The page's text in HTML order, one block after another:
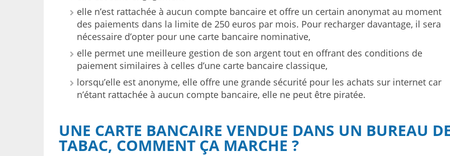
elle n’est rattachée à aucun compte bancaire et offre un certain anonymat au moment
des paiements dans la limite de 250 euros par mois. Pour recharger davantage, il sera
nécessaire d’opter pour une carte bancaire nominative,
elle permet une meilleure gestion de son argent tout en offrant des conditions de
paiement similaires à celles d’une carte bancaire classique,
lorsqu’elle est anonyme, elle offre une grande sécurité pour les achats sur internet car
n’étant rattachée à aucun compte bancaire, elle ne peut être piratée.
UNE CARTE BANCAIRE VENDUE DANS UN BUREAU
TABAC, COMMENT ÇA MARCHE ?